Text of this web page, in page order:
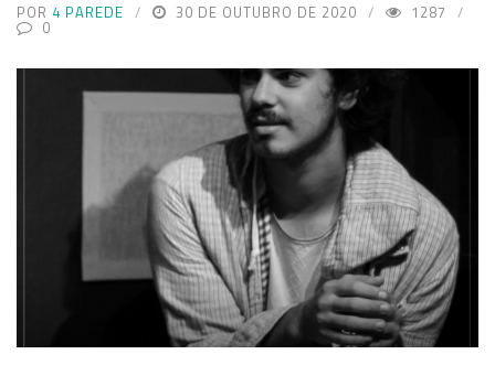
POR 4 PAREDE 30 DE OUTUBRO DE 2020 1287
0